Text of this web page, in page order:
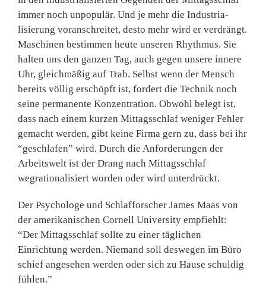
immer noch unpo­pulär. Und je mehr die Industria­
lisierung voranschreitet, desto mehr wird er verdrängt.
Maschi­nen bestimmen heute unseren Rhythmus. Sie
halten uns den ganzen Tag, auch gegen unsere innere
Uhr, gleichmäßig auf Trab. Selbst wenn der Mensch
bereits völlig erschöpft ist, for­dert die Technik noch
seine permanente Konzentration. Obwohl belegt ist,
dass nach einem kurzen Mittagsschlaf we­niger Fehler
gemacht werden, gibt keine Firma gern zu, dass bei ihr
“geschlafen” wird. Durch die Anforderungen der
Arbeits­welt ist der Drang nach Mittags­schlaf
wegrationalisiert worden oder wird unterdrückt.
Der Psychologe und Schlaffor­scher James Maas von
der amerikanischen Cornell Univer­sity empfiehlt:
“Der Mittags­schlaf sollte zu einer täglichen
Einrichtung werden. Niemand soll deswegen im Büro
schief angesehen werden oder sich zu Hause schuldig
fühlen.”